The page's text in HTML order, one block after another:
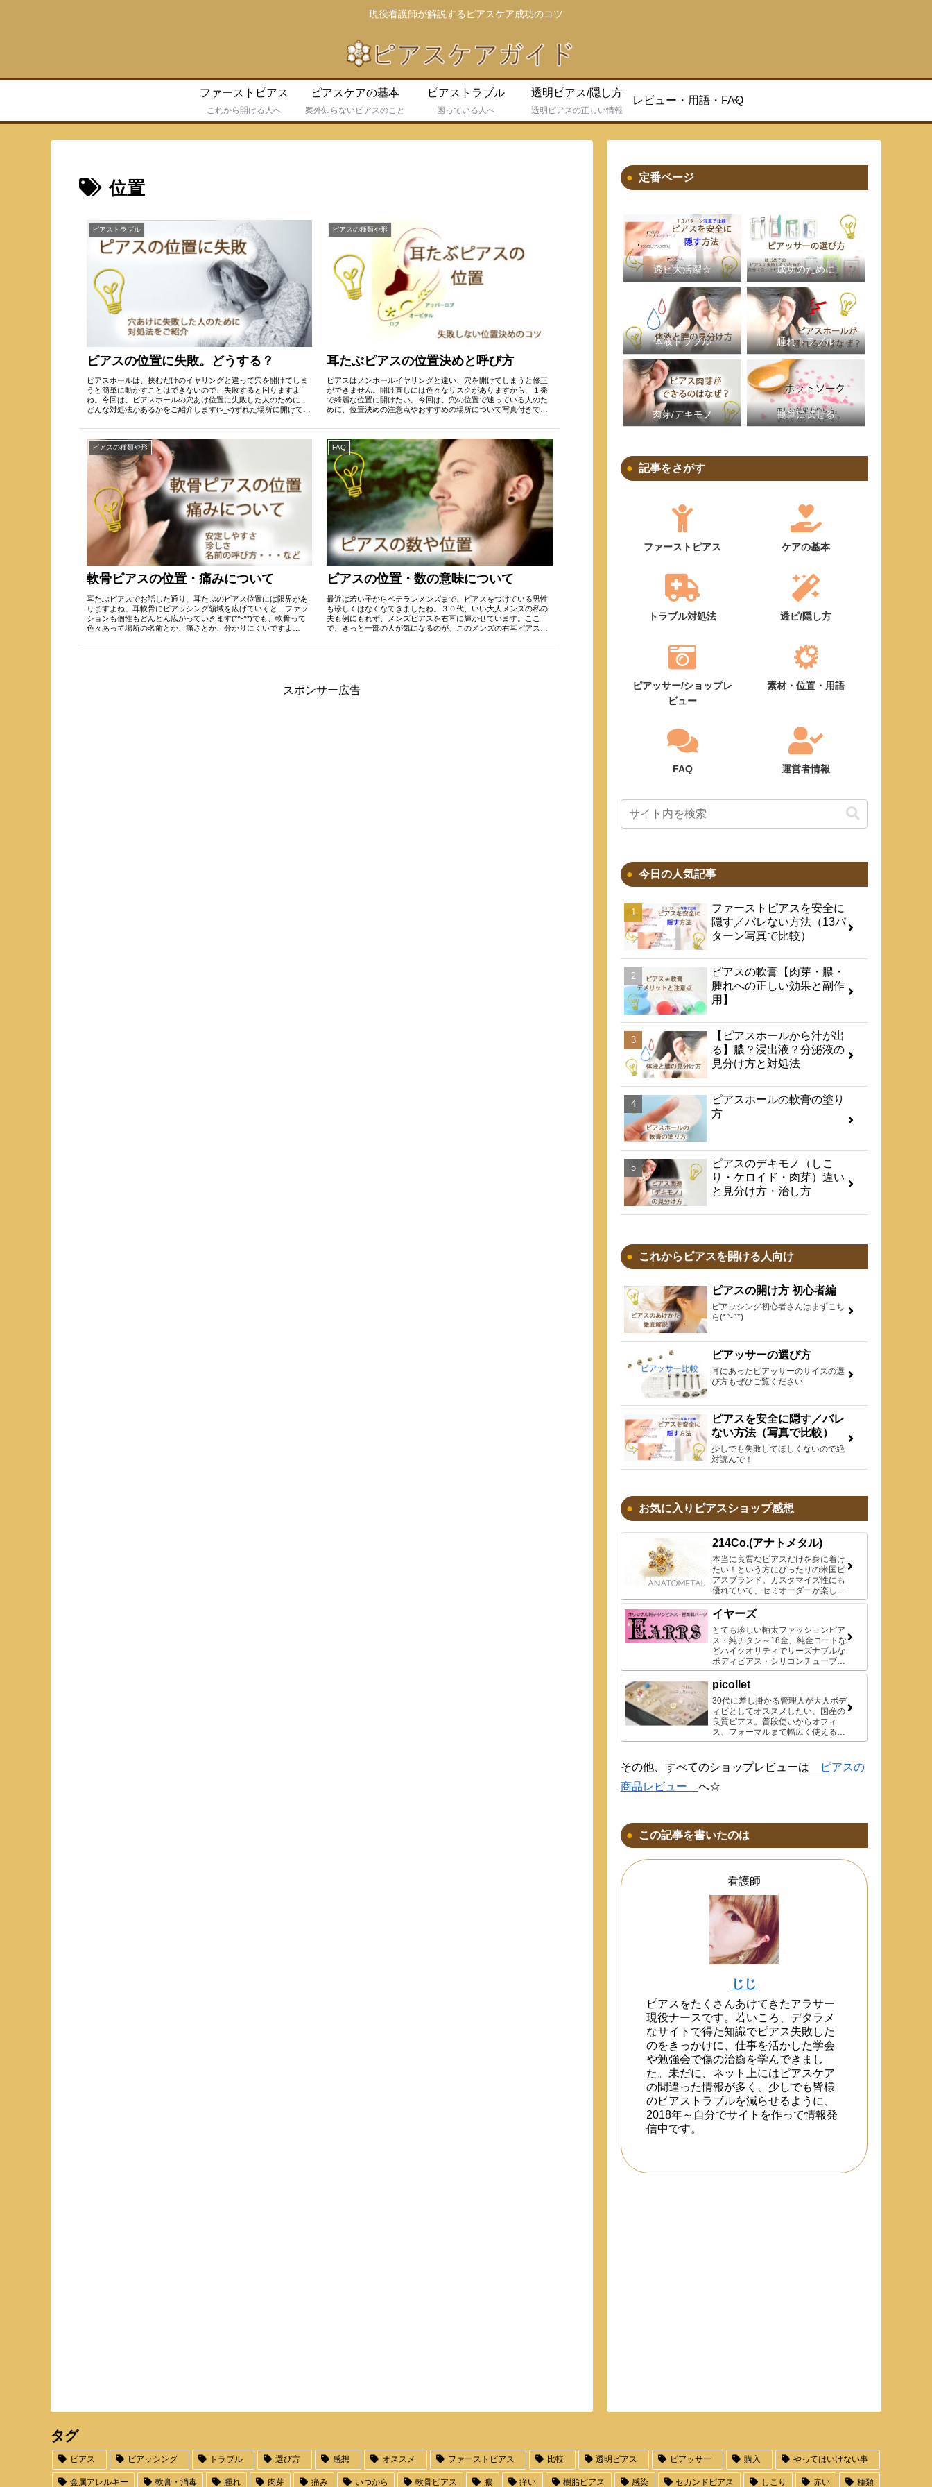
現役看護師が解説するピアスケア成功のコツ
ファーストピアス
これから開ける人へ
ピアスケアの基本
案外知らないピアスのこと
ピアストラブル
困っている人へ
透明ピアス/隠し方
透明ピアスの正しい情報
レビュー・用語・FAQ
位置
ピアストラブル
ピアスの位置に失敗。どうする？
ピアスホールは、挟むだけのイヤリングと違って穴を開けてしま
うと簡単に動かすことはできないので、失敗すると困りますよ
ね。今回は、ピアスホールの穴あけ位置に失敗した人のために、
どんな対処法があるかをご紹介します(>_<)ずれた場所に開けてし
ピアスの種類や形
耳たぶピアスの位置決めと呼び方
ピアスはノンホールイヤリングと違い、穴を開けてしまうと修正
ができません。開け直しには色々なリスクがありますから、１発
で綺麗な位置に開けたい。今回は、穴の位置で迷っている人のた
めに、位置決めの注意点やおすすめの場所について写真付きで解
ピアスの種類や形
軟骨ピアスの位置・痛みについて
耳たぶピアスでお話した通り、耳たぶのピアス位置には限界があ
りますよね。耳軟骨にピアッシング領域を広げていくと、ファッ
ションも個性もどんどん広がっていきます(*^-^*)でも、軟骨って
色々あって場所の名前とか、痛さとか、分かりにくいですよ
FAQ
ピアスの位置・数の意味について
最近は若い子からベテランメンズまで、ピアスをつけている男性
も珍しくはなくなてきましたね。３０代、いい大人メンズの私の
夫も例にもれず、メンズピアスを右耳に輝かせています。ここ
で、きっと一部の人が気になるのが、このメンズの右耳ピアス。
スポンサー広告
定番ページ
透ピ大活躍☆ 成功のために
体液トラブル 腫れトラブル
肉芽/デキモノ 簡単に試せる
記事をさがす
ファーストピアス ケアの基本
トラブル対処法 透ピ/隠し方
ピアッサー/ショップレ
ビュー
素材・位置・用語
FAQ 運営者情報
今日の人気記事
ファーストピアスを安全に
隠す／バレない方法（13パ
ターン写真で比較）
​ピアスの軟膏【肉芽・膿・
腫れへの正しい効果と副作
用】
【ピアスホールから汁が出
る】膿？浸出液？分泌液の
見分け方と対処法
ピアスホールの軟膏の塗り
方
ピアスのデキモノ（しこ
り・ケロイド・肉芽）違い
と見分け方・治し方
これからピアスを開ける人向け
ピアスの開け方 初心者編
ピアッシング初心者さんはまずこち
ら(*^-^*)
ピアッサーの選び方
耳にあったピアッサーのサイズの選
び方もぜひご覧ください
ピアスを安全に隠す／バレ
ない方法（写真で比較）
少しでも失敗してほしくないので絶
対読んで！
お気に入りピアスショップ感想
214Co.(アナトメタル)
本当に良質なピアスだけを身に着け
たい！という方にぴったりの米国ピ
アスブランド。カスタマイズ性にも
優れていて、セミオーダーが楽しめ
ます。
イヤーズ
とても珍しい軸太ファッションピア
ス・純チタン～18金、純金コートな
どハイクオリティでリーズナブルな
ボディピアス・シリコンチューブな
ど、品数は多くありませんが、貴重
な商品ばかりです♪
picollet
30代に差し掛かる管理人が大人ボデ
ィピとしてオススメしたい、国産の
良質ピアス。普段使いからオフィ
ス、フォーマルまで幅広く使えるデ
ザインがお気に入りです◎
その他、すべてのショップレビューは ピアスの
商品レビュー へ☆
この記事を書いたのは
看護師
じじ
ピアスをたくさんあけてきたアラサー
現役ナースです。若いころ、デタラメ
なサイトで得た知識でピアス失敗した
のをきっかけに、仕事を活かした学会
や勉強会で傷の治癒を学んできまし
た。未だに、ネット上にはピアスケア
の間違った情報が多く、少しでも皆様
のピアストラブルを減らせるように、
2018年～自分でサイトを作って情報発
信中です。
タグ
ピアス ピアッシング トラブル 選び方 感想 オススメ ファーストピアス 比較 透明ピアス ピアッサー 購入 やってはいけない事
金属アレルギー 軟膏・消毒 腫れ 肉芽 痛み いつから 軟骨ピアス 膿 痒い 樹脂ピアス 感染 セカンドピアス しこり 赤い 種類